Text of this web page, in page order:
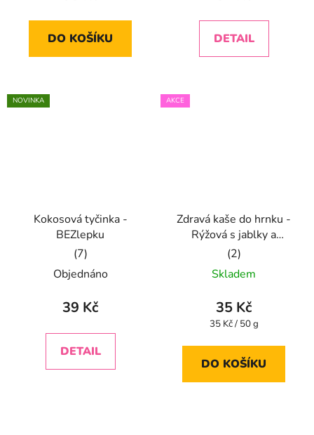
5,0
z
DO KOŠÍKU
4,9
z
DETAIL
NOVINKA
Kokosová tyčinka -
BEZlepku
Průměrné
hodnocení
produktu
5,0
z
Objednáno
39 Kč
DETAIL
AKCE
Zdravá kaše do hrnku -
Rýžová s jablky a
červenou řepou
Průměrné
hodnocení
produktu
je
z
Skladem
35 Kč
Měrná
35 Kč / 50 g
DO KOŠÍKU